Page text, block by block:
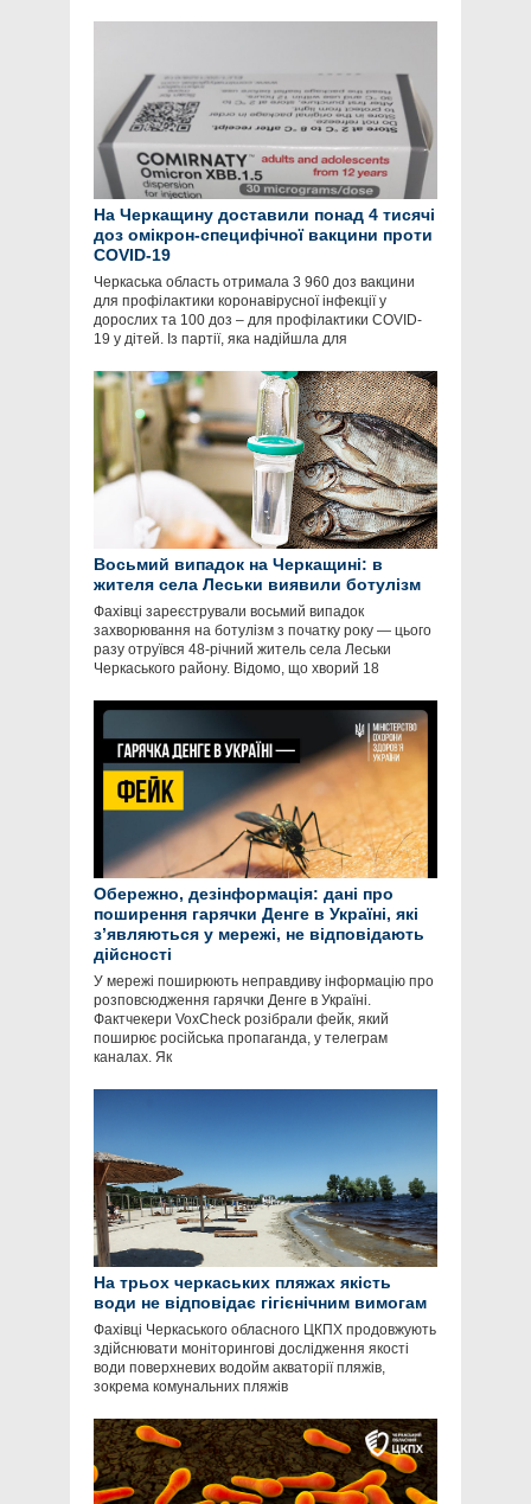
На Черкащину доставили понад 4 тисячі
доз омікрон-специфічної вакцини проти
COVID-19
Черкаська область отримала 3 960 доз вакцини
для профілактики коронавірусної інфекції у
дорослих та 100 доз – для профілактики COVID-
19 у дітей. Із партії, яка надійшла для
Восьмий випадок на Черкащині: в
жителя села Леськи виявили ботулізм
Фахівці зареєстрували восьмий випадок
захворювання на ботулізм з початку року — цього
разу отруївся 48-річний житель села Леськи
Черкаського району. Відомо, що хворий 18
Обережно, дезінформація: дані про
поширення гарячки Денге в Україні, які
зʼявляються у мережі, не відповідають
дійсності
У мережі поширюють неправдиву інформацію про
розповсюдження гарячки Денге в Україні.
Фактчекери VoxCheck розібрали фейк, який
поширює російська пропаганда, у телеграм
каналах. Як
На трьох черкаських пляжах якість
води не відповідає гігієнічним вимогам
Фахівці Черкаського обласного ЦКПХ продовжують
здійснювати моніторингові дослідження якості
води поверхневих водойм акваторії пляжів,
зокрема комунальних пляжів